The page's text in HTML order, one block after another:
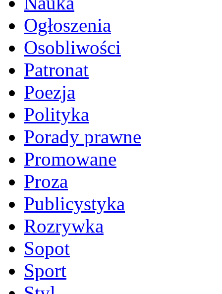
Ogłoszenia
Osobliwości
Patronat
Poezja
Polityka
Porady prawne
Promowane
Proza
Publicystyka
Rozrywka
Sopot
Sport